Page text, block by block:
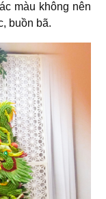
màu không nên
buồn bã.